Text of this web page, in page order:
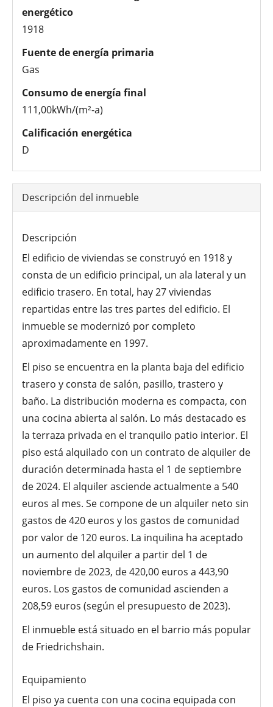
energético
1918
Fuente de energía primaria
Gas
Consumo de energía final
111,00kWh/(m²-a)
Calificación energética
D
Descripción del inmueble
Descripción
El edificio de viviendas se construyó en 1918 y
consta de un edificio principal, un ala lateral y un
edificio trasero. En total, hay 27 viviendas
repartidas entre las tres partes del edificio. El
inmueble se modernizó por completo
aproximadamente en 1997.
El piso se encuentra en la planta baja del edificio
trasero y consta de salón, pasillo, trastero y
baño. La distribución moderna es compacta, con
una cocina abierta al salón. Lo más destacado es
la terraza privada en el tranquilo patio interior. El
piso está alquilado con un contrato de alquiler de
duración determinada hasta el 1 de septiembre
de 2024. El alquiler asciende actualmente a 540
euros al mes. Se compone de un alquiler neto sin
gastos de 420 euros y los gastos de comunidad
por valor de 120 euros. La inquilina ha aceptado
un aumento del alquiler a partir del 1 de
noviembre de 2023, de 420,00 euros a 443,90
euros. Los gastos de comunidad ascienden a
208,59 euros (según el presupuesto de 2023).
El inmueble está situado en el barrio más popular
de Friedrichshain.
Equipamiento
El piso ya cuenta con una cocina equipada con